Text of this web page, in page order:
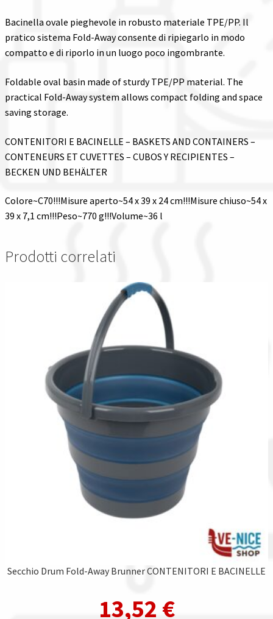
Bacinella ovale pieghevole in robusto materiale TPE/PP. Il
pratico sistema Fold-Away consente di ripiegarlo in modo
compatto e di riporlo in un luogo poco ingombrante.
Foldable oval basin made of sturdy TPE/PP material. The
practical Fold-Away system allows compact folding and space
saving storage.
CONTENITORI E BACINELLE – BASKETS AND CONTAINERS –
CONTENEURS ET CUVETTES – CUBOS Y RECIPIENTES –
BECKEN UND BEHÄLTER
Colore~C70!!!Misure aperto~54 x 39 x 24 cm!!!Misure chiuso~54 x
39 x 7,1 cm!!!Peso~770 g!!!Volume~36 l
Prodotti correlati
Secchio Drum Fold-Away Brunner CONTENITORI E BACINELLE
13,52 €